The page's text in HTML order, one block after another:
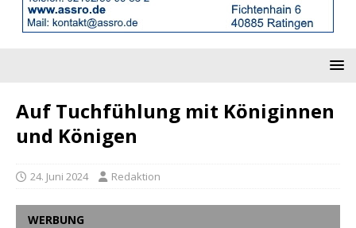
Auf Tuchfühlung mit Königinnen
und Königen
24. Juni 2024 Redaktion
WERBUNG